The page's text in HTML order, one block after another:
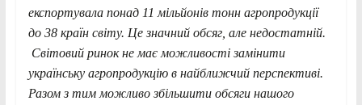
експортувала понад 11 мільйонів тонн агропродукції
до 38 країн світу. Це значний обсяг, але недостатній.
Світовий ринок не має можливості замінити
українську агропродукцію в найближчий перспективі.
Разом з тим можливо збільшити обсяги нашого